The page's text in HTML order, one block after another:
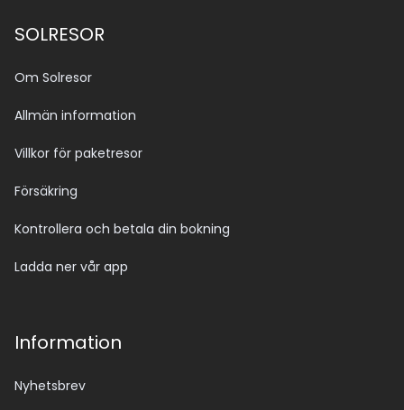
SOLRESOR
Om Solresor
Allmän information
Villkor för paketresor
Försäkring
Kontrollera och betala din bokning
Ladda ner vår app
Information
Nyhetsbrev